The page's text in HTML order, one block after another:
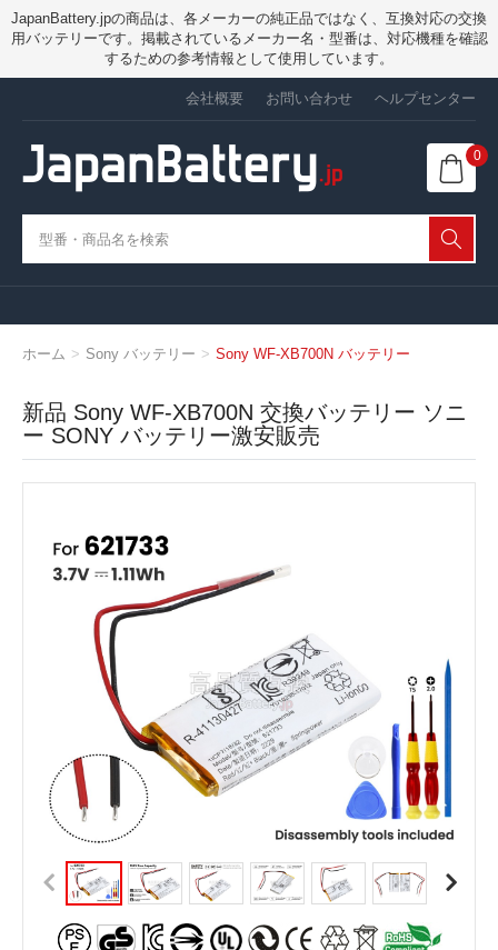
JapanBattery.jpの商品は、各メーカーの純正品ではなく、互換対応の交換
用バッテリーです。掲載されているメーカー名・型番は、対応機種を確認
するための参考情報として使用しています。
会社概要 お問い合わせ ヘルプセンター
0
ホーム Sony バッテリー Sony WF-XB700N バッテリー
新品 Sony WF-XB700N 交換バッテリー ソニ
ー SONY バッテリー激安販売